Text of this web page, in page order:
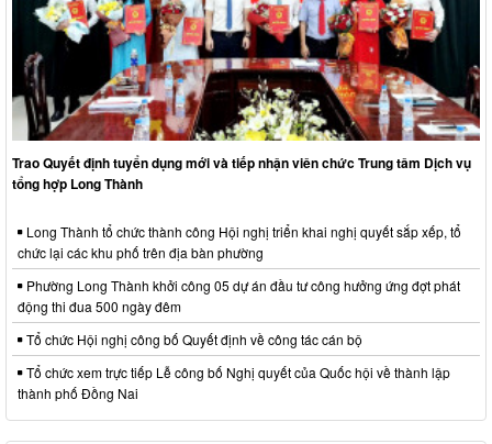
Trao Quyết định tuyển dụng mới và tiếp nhận viên chức Trung tâm Dịch vụ
tổng hợp Long Thành
Long Thành tổ chức thành công Hội nghị triển khai nghị quyết sắp xếp, tổ
chức lại các khu phố trên địa bàn phường
Phường Long Thành khởi công 05 dự án đầu tư công hưởng ứng đợt phát
động thi đua 500 ngày đêm
Tổ chức Hội nghị công bố Quyết định về công tác cán bộ
Tổ chức xem trực tiếp Lễ công bố Nghị quyết của Quốc hội về thành lập
thành phố Đồng Nai